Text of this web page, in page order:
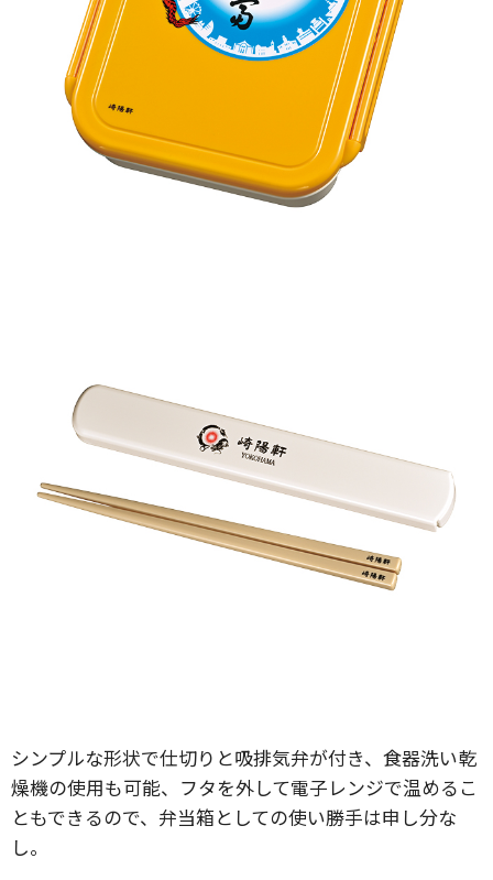
シンプルな形状で仕切りと吸排気弁が付き、食器洗い乾
燥機の使用も可能、フタを外して電子レンジで温めるこ
ともできるので、弁当箱としての使い勝手は申し分な
し。